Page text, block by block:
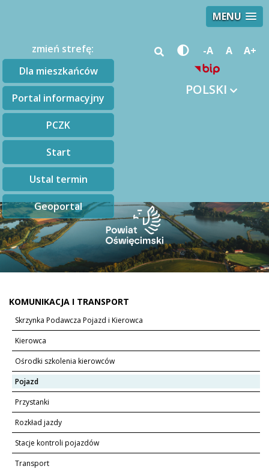
MENU
zmień strefę:
Dla mieszkańców
Portal informacyjny
PCZK
Start
Ustal termin
Geoportal
-A A A+
POLSKI
KOMUNIKACJA I TRANSPORT
Skrzynka Podawcza Pojazd i Kierowca
Kierowca
Ośrodki szkolenia kierowców
Pojazd
Przystanki
Rozkład jazdy
Stacje kontroli pojazdów
Transport